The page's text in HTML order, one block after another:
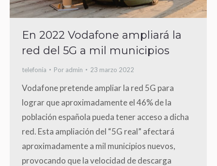
En 2022 Vodafone ampliará la
red del 5G a mil municipios
telefonía Por admin 23 marzo 2022
Vodafone pretende ampliar la red 5G para
lograr que aproximadamente el 46% de la
población española pueda tener acceso a dicha
red. Esta ampliación del “5G real” afectará
aproximadamente a mil municipios nuevos,
provocando que la velocidad de descarga